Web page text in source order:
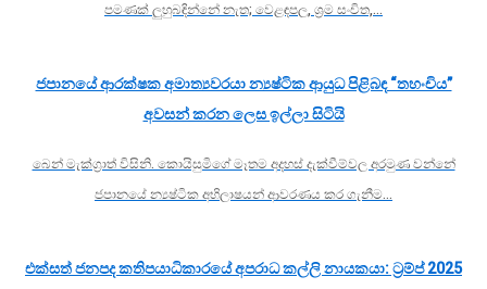
පමණක් ලුහුබඳින්නේ නැත; වෙළඳපල, ශ්‍රම සංචිත,…
ජපානයේ ආරක්ෂක අමාත්‍යවරයා න්‍යෂ්ටික ආයුධ පිළිබඳ “තහංචිය”
අවසන් කරන ලෙස ඉල්ලා සිටියි
බෙන් මැක්ග්‍රාත් විසිනි. කොයිසුමිගේ මෑතම අදහස් දැක්වීම්වල අරමුණ වන්නේ
ජපානයේ න්‍යෂ්ටික අභිලාෂයන් ආවරණය කර ගැනීම…
එක්සත් ජනපද කතිපයාධිකාරයේ අපරාධ කල්ලි නායකයා: ට්‍රම්ප් 2025